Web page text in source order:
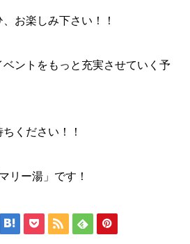
お楽しみ下さい！！
ベントをもっと充実させていく予
ください！！
リー湯」です！
    